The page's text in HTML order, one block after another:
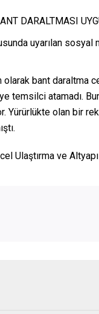
DARALTMASI
uyarılan
olarak bant
temsilci atamadı.
Yürürlükte olan bir
Ulaştırma ve